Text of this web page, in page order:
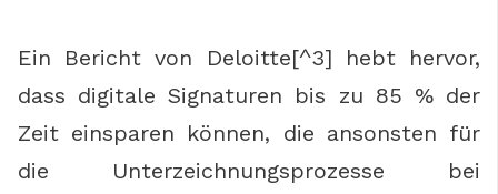
Ein Bericht von Deloitte[^3] hebt hervor,
dass digitale Signaturen bis zu 85 % der
Zeit einsparen können, die ansonsten für
die Unterzeichnungsprozesse bei